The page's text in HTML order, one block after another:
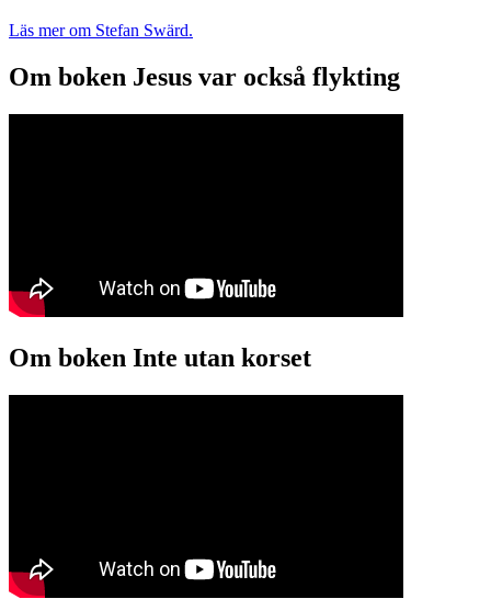
Läs mer om Stefan Swärd.
Om boken Jesus var också flykting
Om boken Inte utan korset